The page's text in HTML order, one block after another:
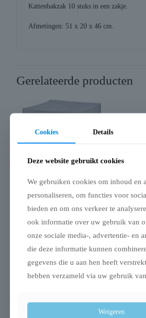
Kattenbakzak 10 stuks in een zakje.
Afmetingen: 51 x 20 x 46 cm.
Gerelateerde producten
Trixie kattenmand
iglo anton grijs
€9,99
Cookies Details
Deze website gebruikt cookies
We gebruiken cookies om inhoud en
personaliseren, om functies voor
bieden en om ons verkeer te
ook informatie over uw gebruik van
onze sociale media-, advertentie- en
die deze informatie kunnen
gegevens die u aan hen heeft
hebben verzameld via uw gebruik
Weigeren